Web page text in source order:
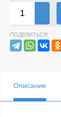
ПОДЕЛИТЬСЯ:
Описание